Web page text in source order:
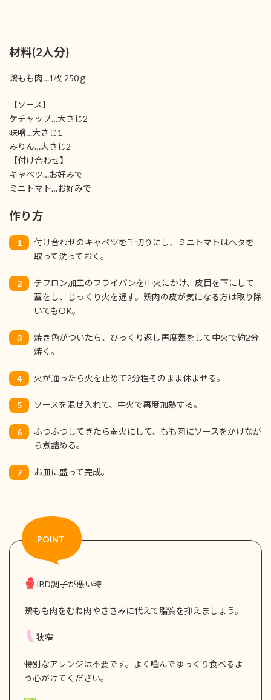
材料(2人分)
鶏もも肉…1枚 250ｇ
【ソース】
ケチャップ…大さじ2
味噌…大さじ1
みりん…大さじ2
【付け合わせ】
キャベツ…お好みで
ミニトマト…お好みで
作り方
1
付け合わせのキャベツを千切りにし、ミニトマトはヘタを
取って洗っておく。
2
テフロン加工のフライパンを中火にかけ、皮目を下にして
蓋をし、じっくり火を通す。鶏肉の皮が気になる方は取り除
いてもOK。
3
焼き色がついたら、ひっくり返し再度蓋をして中火で約2分
焼く。
4 火が通ったら火を止めて2分程そのまま休ませる。
5 ソースを混ぜ入れて、中火で再度加熱する。
6
ふつふつしてきたら弱火にして、もも肉にソースをかけなが
ら煮詰める。
7 お皿に盛って完成。
IBD調子が悪い時
鶏もも肉をむね肉やささみに代えて脂質を抑えましょう。
狭窄
特別なアレンジは不要です。よく嚙んでゆっくり食べるよ
う心がけてください。